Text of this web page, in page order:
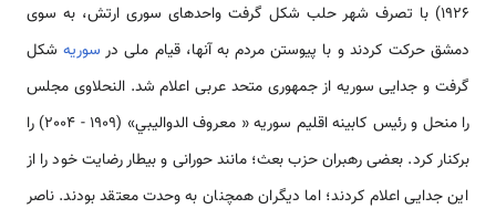
1926) با تصرف شهر حلب شکل گرفت واحدهای سوری ارتش، به سوی
دمشق حرکت کردند و با پیوستن مردم به آنها، قیام ملی در سوریهشکل
گرفت و جدایی سوریه از جمهوری متحد عربی اعلام شد. النحلاوی مجلس
را منحل و رئیس کابینه اقلیم سوریه « معروف الدواليبي» (1909 - 2004) را
برکنار کرد. بعضی رهبران حزب بعث؛ مانند حورانی و بیطار رضایت خود را از
این جدایی اعلام کردند؛ اما دیگران همچنان به وحدت معتقد بودند. ناصر